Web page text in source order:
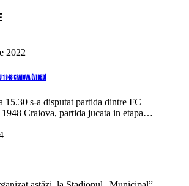
2022
1948 Craiova (video)
15.30 s-a disputat partida dintre FC
Craiova, partida jucata in etapa…